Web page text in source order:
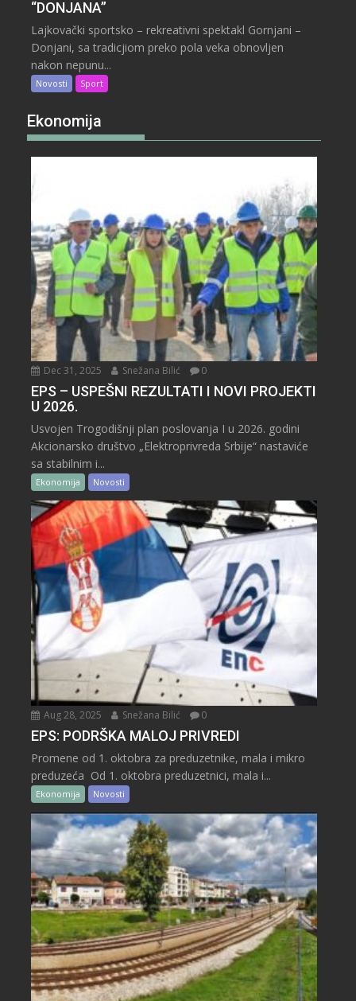
“DONJANA”
Lajkovački sportsko – rekreativni spektakl Gornjani –
Donjani, sa tradicjiom preko pola veka obnovljen
nakon nepunu...
Novosti Sport
Ekonomija
Dec 31, 2025 Snežana Bilić 0
EPS – USPEŠNI REZULTATI I NOVI PROJEKTI
U 2026.
Usvojen Trogodišnji plan poslovanja I u 2026. godini
Akcionarsko društvo „Elektroprivreda Srbije“ nastaviće
sa stabilnim i...
Ekonomija Novosti
Aug 28, 2025 Snežana Bilić 0
EPS: PODRŠKA MALOJ PRIVREDI
Promene od 1. oktobra za preduzetnike, mala i mikro
preduzeća Od 1. oktobra preduzetnici, mala i...
Ekonomija Novosti